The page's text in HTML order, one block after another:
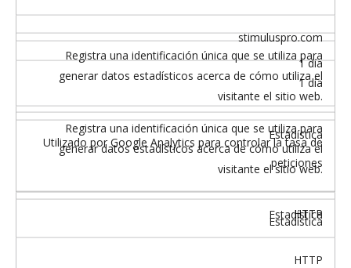
Registra una identificación única que se utiliza para
generar datos estadísticos acerca de cómo utiliza el
visitante el sitio web.
Estadística
HTTP
1 día
Utilizado por Google Analytics para controlar la tasa de
peticiones
Estadística
stimuluspro.com
1 día
Registra una identificación única que se utiliza para
generar datos estadísticos acerca de cómo utiliza el
visitante el sitio web.
Estadística
HTTP